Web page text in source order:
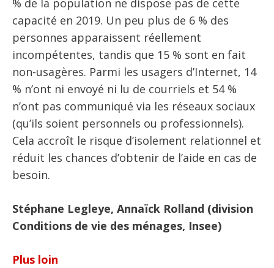
% de la population ne dispose pas de cette
capacité en 2019. Un peu plus de 6 % des
personnes apparaissent réellement
incompétentes, tandis que 15 % sont en fait
non-usagères. Parmi les usagers d’Internet, 14
% n’ont ni envoyé ni lu de courriels et 54 %
n’ont pas communiqué via les réseaux sociaux
(qu’ils soient personnels ou professionnels).
Cela accroît le risque d’isolement relationnel et
réduit les chances d’obtenir de l’aide en cas de
besoin.
Stéphane Legleye, Annaïck Rolland (division
Conditions de vie des ménages, Insee)
Plus loin